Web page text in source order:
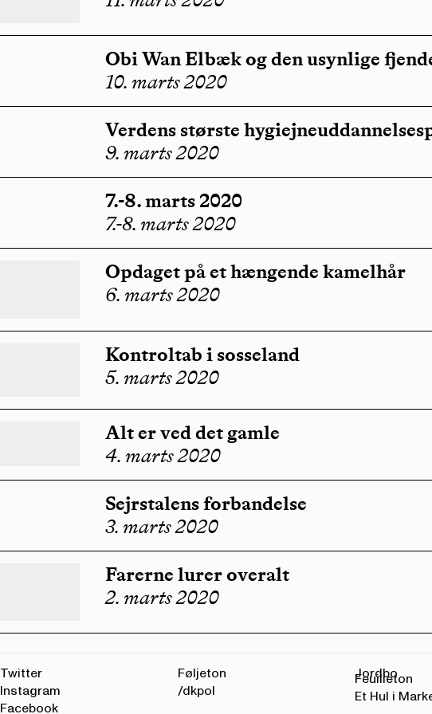
Obi Wan Elbæk og den usynlige
10. marts 2020
Verdens største
9. marts 2020
7.-8. marts 2020
7.-8. marts 2020
Opdaget på et hængende kamelhår
6. marts 2020
Kontroltab i sosseland
5. marts 2020
Alt er ved det gamle
4. marts 2020
Sejrstalens forbandelse
3. marts 2020
Farerne lurer overalt
2. marts 2020
Føljeton
/dkpol
Jordbo
Feuilleton
Et Hul i
Twitter
Instagram
Facebook